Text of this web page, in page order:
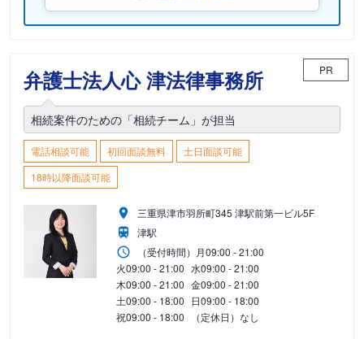
弁護士法人心 津法律事務所 PR
相続案件のための「相続チーム」が担当
電話相談可能 初回面談無料
土日面談可能
18時以降面談可能
三重県津市羽所町345 津駅前第一ビル5F
津駅
（受付時間） 月09:00 - 21:00
火09:00 - 21:00 水09:00 - 21:00
木09:00 - 21:00 金09:00 - 21:00
土09:00 - 18:00 日09:00 - 18:00
祝09:00 - 18:00 （定休日）なし